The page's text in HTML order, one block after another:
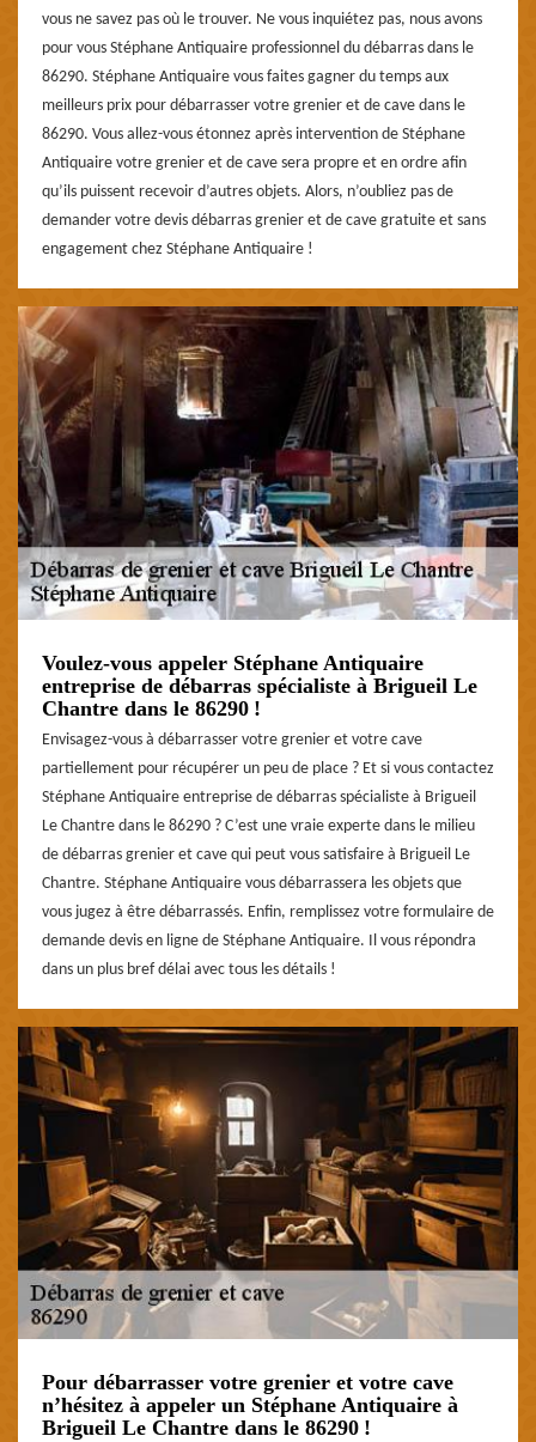
vous ne savez pas où le trouver. Ne vous inquiétez pas, nous avons
pour vous Stéphane Antiquaire professionnel du débarras dans le
86290. Stéphane Antiquaire vous faites gagner du temps aux
meilleurs prix pour débarrasser votre grenier et de cave dans le
86290. Vous allez-vous étonnez après intervention de Stéphane
Antiquaire votre grenier et de cave sera propre et en ordre afin
qu’ils puissent recevoir d’autres objets. Alors, n’oubliez pas de
demander votre devis débarras grenier et de cave gratuite et sans
engagement chez Stéphane Antiquaire !
Voulez-vous appeler Stéphane Antiquaire
entreprise de débarras spécialiste à Brigueil Le
Chantre dans le 86290 !
Envisagez-vous à débarrasser votre grenier et votre cave
partiellement pour récupérer un peu de place ? Et si vous contactez
Stéphane Antiquaire entreprise de débarras spécialiste à Brigueil
Le Chantre dans le 86290 ? C’est une vraie experte dans le milieu
de débarras grenier et cave qui peut vous satisfaire à Brigueil Le
Chantre. Stéphane Antiquaire vous débarrassera les objets que
vous jugez à être débarrassés. Enfin, remplissez votre formulaire de
demande devis en ligne de Stéphane Antiquaire. Il vous répondra
dans un plus bref délai avec tous les détails !
Pour débarrasser votre grenier et votre cave
n’hésitez à appeler un Stéphane Antiquaire à
Brigueil Le Chantre dans le 86290 !